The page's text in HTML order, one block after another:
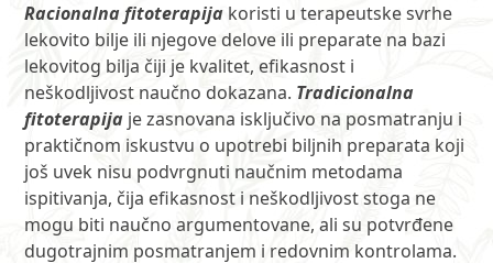
Racionalna fitoterapija koristi u terapeutske svrhe
lekovito bilje ili njegove delove ili preparate na bazi
lekovitog bilja čiji je kvalitet, efikasnost i
neškodljivost naučno dokazana. Tradicionalna
fitoterapija je zasnovana isključivo na posmatranju i
praktičnom iskustvu o upotrebi biljnih preparata koji
još uvek nisu podvrgnuti naučnim metodama
ispitivanja, čija efikasnost i neškodljivost stoga ne
mogu biti naučno argumentovane, ali su potvrđene
dugotrajnim posmatranjem i redovnim kontrolama.